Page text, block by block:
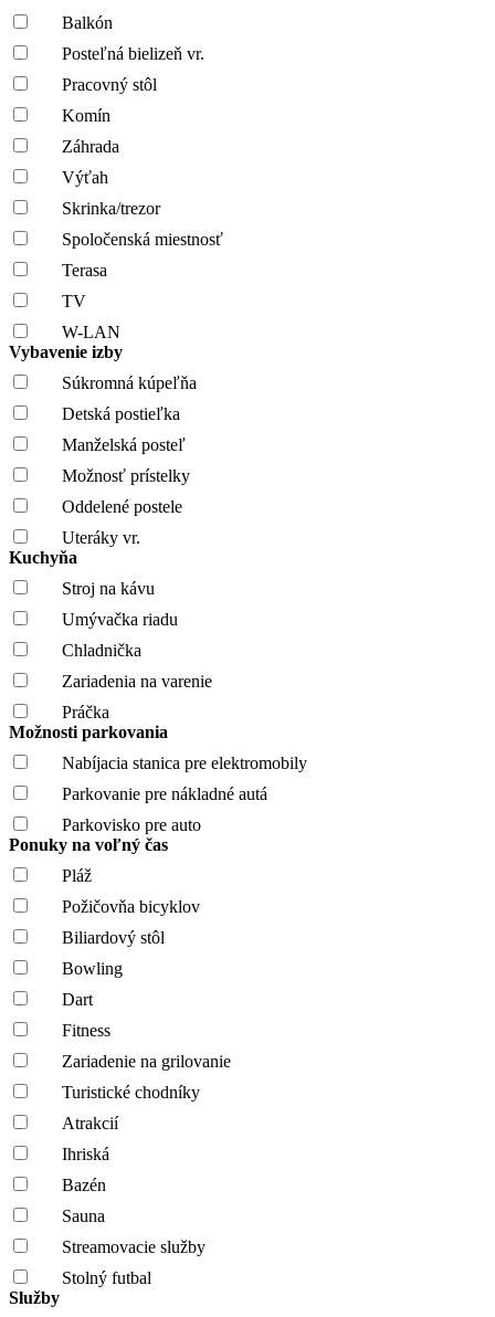
Balkón
Posteľná bielizeň vr.
Pracovný stôl
Komín
Záhrada
Výťah
Skrinka/trezor
Spoločenská miestnosť
Terasa
TV
W-LAN
Vybavenie izby
Súkromná kúpeľňa
Detská postieľka
Manželská posteľ
Možnosť prístelky
Oddelené postele
Uteráky vr.
Kuchyňa
Stroj na kávu
Umývačka riadu
Chladnička
Zariadenia na varenie
Práčka
Možnosti parkovania
Nabíjacia stanica pre elektromobily
Parkovanie pre nákladné autá
Parkovisko pre auto
Ponuky na voľný čas
Pláž
Požičovňa bicyklov
Biliardový stôl
Bowling
Dart
Fitness
Zariadenie na grilovanie
Turistické chodníky
Atrakcií
Ihriská
Bazén
Sauna
Streamovacie služby
Stolný futbal
Služby